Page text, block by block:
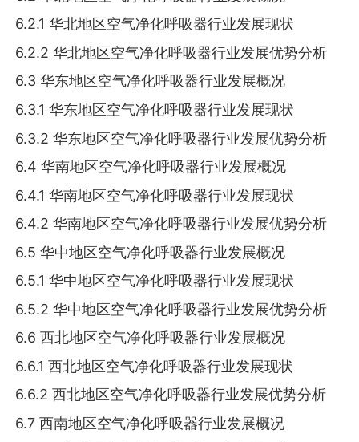
6.2.1 华北地区空气净化呼吸器行业发展现状
6.2.2 华北地区空气净化呼吸器行业发展优势分析
6.3 华东地区空气净化呼吸器行业发展概况
6.3.1 华东地区空气净化呼吸器行业发展现状
6.3.2 华东地区空气净化呼吸器行业发展优势分析
6.4 华南地区空气净化呼吸器行业发展概况
6.4.1 华南地区空气净化呼吸器行业发展现状
6.4.2 华南地区空气净化呼吸器行业发展优势分析
6.5 华中地区空气净化呼吸器行业发展概况
6.5.1 华中地区空气净化呼吸器行业发展现状
6.5.2 华中地区空气净化呼吸器行业发展优势分析
6.6 西北地区空气净化呼吸器行业发展概况
6.6.1 西北地区空气净化呼吸器行业发展现状
6.6.2 西北地区空气净化呼吸器行业发展优势分析
6.7 西南地区空气净化呼吸器行业发展概况